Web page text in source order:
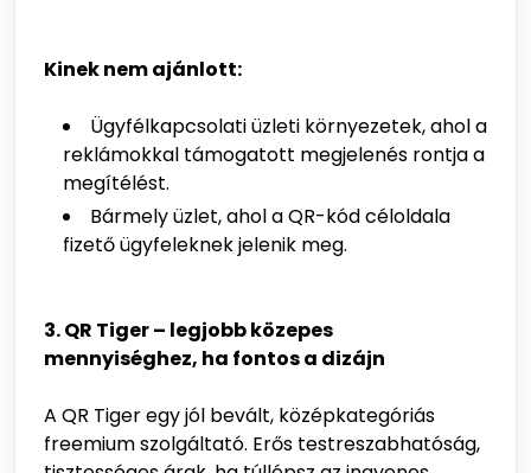
Kinek nem ajánlott:
Ügyfélkapcsolati üzleti környezetek, ahol a
reklámokkal támogatott megjelenés rontja a
megítélést.
Bármely üzlet, ahol a QR-kód céloldala
fizető ügyfeleknek jelenik meg.
3. QR Tiger – legjobb közepes
mennyiséghez, ha fontos a dizájn
A QR Tiger egy jól bevált, középkategóriás
freemium szolgáltató. Erős testreszabhatóság,